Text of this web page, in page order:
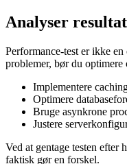
Analyser
Performance-test er ikke
problemer, bør du optimere
Implementere
Optimere
Bruge asynkrone
Justere
Ved at gentage testen efter
faktisk gør en forskel.